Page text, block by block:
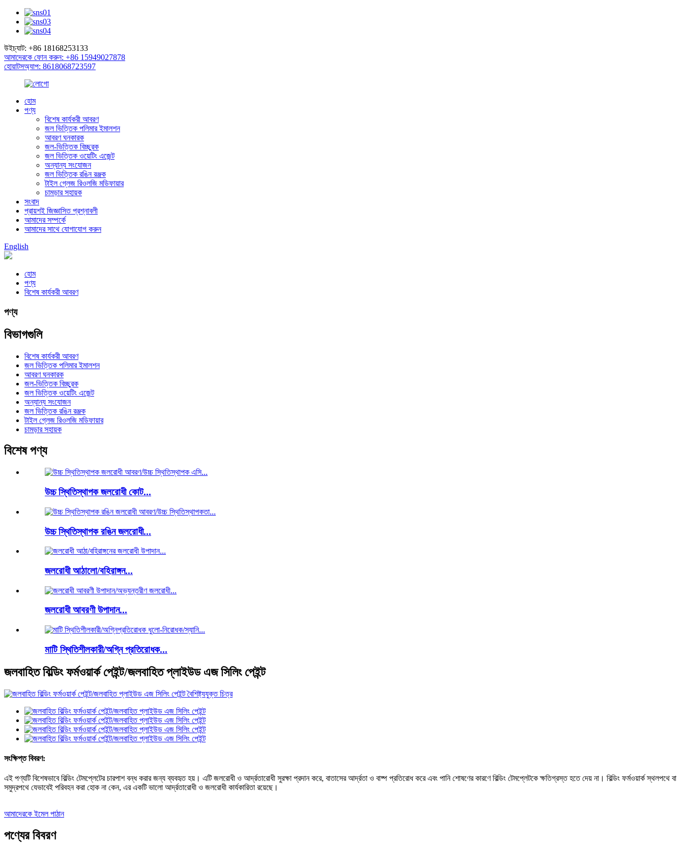
উইচ্যাট: +86 18168253133
আমাদেরকে ফোন করুন: +86 15949027878
হোয়াটসঅ্যাপ: 8618068723597
হোম
পণ্য
বিশেষ কার্যকরী আবরণ
জল ভিত্তিক পলিমার ইমালশন
আবরণ ঘনকারক
জল-ভিত্তিক বিচ্ছুরক
জল ভিত্তিক ওয়েটিং এজেন্ট
অন্যান্য সংযোজন
জল ভিত্তিক রঙিন রঞ্জক
টাইল গ্লেজ রিওলজি মডিফায়ার
চামড়ার সহায়ক
সংবাদ
প্রায়শই জিজ্ঞাসিত প্রশ্নাবলী
আমাদের সম্পর্কে
আমাদের সাথে যোগাযোগ করুন
English
হোম
পণ্য
বিশেষ কার্যকরী আবরণ
পণ্য
বিভাগগুলি
বিশেষ কার্যকরী আবরণ
জল ভিত্তিক পলিমার ইমালশন
আবরণ ঘনকারক
জল-ভিত্তিক বিচ্ছুরক
জল ভিত্তিক ওয়েটিং এজেন্ট
অন্যান্য সংযোজন
জল ভিত্তিক রঙিন রঞ্জক
টাইল গ্লেজ রিওলজি মডিফায়ার
চামড়ার সহায়ক
বিশেষ পণ্য
উচ্চ স্থিতিস্থাপক জলরোধী কোট...
উচ্চ স্থিতিস্থাপক রঙিন জলরোধী...
জলরোধী আঠালো/বহিরাঙ্গন...
জলরোধী আবরণী উপাদান...
মাটি স্থিতিশীলকারী/অগ্নি প্রতিরোধক...
জলবাহিত বিল্ডিং ফর্মওয়ার্ক পেইন্ট/জলবাহিত প্লাইউড এজ সিলিং পেইন্ট
সংক্ষিপ্ত বিবরণ:
এই পণ্যটি বিশেষভাবে বিল্ডিং টেমপ্লেটের চারপাশ বন্ধ করার জন্য ব্যবহৃত হয়। এটি জলরোধী ও আর্দ্রতারোধী সুরক্ষা প্রদান করে, বাতাসের আর্দ্রতা ও বাষ্প প্রতিরোধ করে এবং পানি শোষণের কারণে বিল্ডিং টেমপ্লেটকে ক্ষতিগ্রস্ত হতে দেয় না। বিল্ডিং ফর্মওয়ার্ক স্থলপথে বা
সমুদ্রপথে যেভাবেই পরিবহন করা হোক না কেন, এর একটি ভালো আর্দ্রতারোধী ও জলরোধী কার্যকারিতা রয়েছে।
আমাদেরকে ইমেল পাঠান
পণ্যের বিবরণ